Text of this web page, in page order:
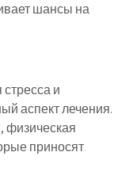
шансы на
и
аспект лечения.
физическая
приносят